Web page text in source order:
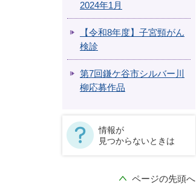
2024年1月
【令和8年度】子宮頸がん
検診
第7回鎌ケ谷市シルバー川
柳応募作品
情報が
見つからないときは
ページの先頭へ